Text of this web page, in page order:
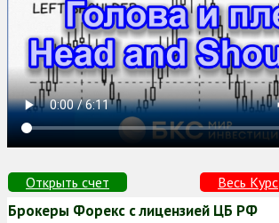
Открыть счет Весь Курс
Брокеры Форекс с лицензией ЦБ РФ